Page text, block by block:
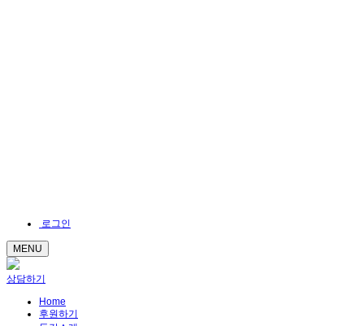
로그인
MENU
상담하기
Home
후원하기